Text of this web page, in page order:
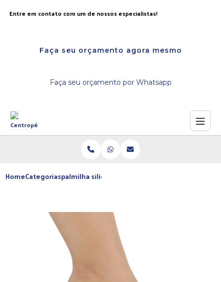
Entre em contato com um de nossos especialistas!
Faça seu orçamento agora mesmo
Faça seu orçamento por Whatsapp
HomeCategoriaspalmilha silicone ortopedica